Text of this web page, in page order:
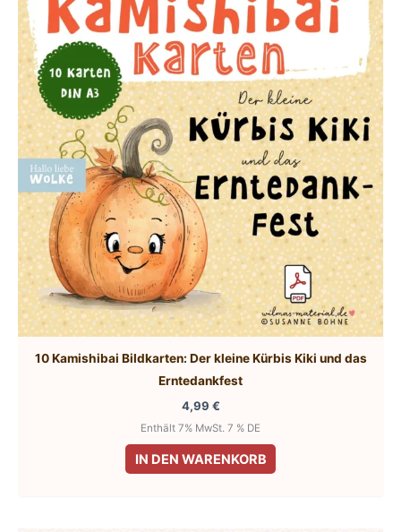
10 Kamishibai Bildkarten: Der kleine Kürbis Kiki und das
Erntedankfest
4,99 €
Enthält 7% MwSt. 7 % DE
IN DEN WARENKORB